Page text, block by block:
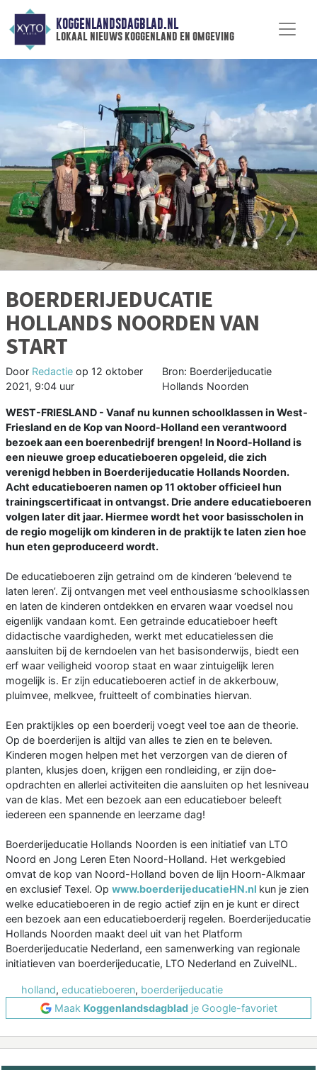
KOGGENLANDSDAGBLAD.NL
lokaal nieuws koggenland en omgeving
BOERDERIJEDUCATIE
HOLLANDS NOORDEN VAN
START
Door Redactie op 12 oktober
2021, 9:04 uur
Bron: Boerderijeducatie
Hollands Noorden
WEST-FRIESLAND - Vanaf nu kunnen schoolklassen in West-
Friesland en de Kop van Noord-Holland een verantwoord
bezoek aan een boerenbedrijf brengen! In Noord-Holland is
een nieuwe groep educatieboeren opgeleid, die zich
verenigd hebben in Boerderijeducatie Hollands Noorden.
Acht educatieboeren namen op 11 oktober officieel hun
trainingscertificaat in ontvangst. Drie andere educatieboeren
volgen later dit jaar. Hiermee wordt het voor basisscholen in
de regio mogelijk om kinderen in de praktijk te laten zien hoe
hun eten geproduceerd wordt.
De educatieboeren zijn getraind om de kinderen ‘belevend te
laten leren’. Zij ontvangen met veel enthousiasme schoolklassen
en laten de kinderen ontdekken en ervaren waar voedsel nou
eigenlijk vandaan komt. Een getrainde educatieboer heeft
didactische vaardigheden, werkt met educatielessen die
aansluiten bij de kerndoelen van het basisonderwijs, biedt een
erf waar veiligheid voorop staat en waar zintuigelijk leren
mogelijk is. Er zijn educatieboeren actief in de akkerbouw,
pluimvee, melkvee, fruitteelt of combinaties hiervan.
Een praktijkles op een boerderij voegt veel toe aan de theorie.
Op de boerderijen is altijd van alles te zien en te beleven.
Kinderen mogen helpen met het verzorgen van de dieren of
planten, klusjes doen, krijgen een rondleiding, er zijn doe-
opdrachten en allerlei activiteiten die aansluiten op het lesniveau
van de klas. Met een bezoek aan een educatieboer beleeft
iedereen een spannende en leerzame dag!
Boerderijeducatie Hollands Noorden is een initiatief van LTO
Noord en Jong Leren Eten Noord-Holland. Het werkgebied
omvat de kop van Noord-Holland boven de lijn Hoorn-Alkmaar
en exclusief Texel. Op www.boerderijeducatieHN.nl kun je zien
welke educatieboeren in de regio actief zijn en je kunt er direct
een bezoek aan een educatieboerderij regelen. Boerderijeducatie
Hollands Noorden maakt deel uit van het Platform
Boerderijeducatie Nederland, een samenwerking van regionale
initiatieven van boerderijeducatie, LTO Nederland en ZuivelNL.
holland, educatieboeren, boerderijeducatie
Maak Koggenlandsdagbladje Google-favoriet